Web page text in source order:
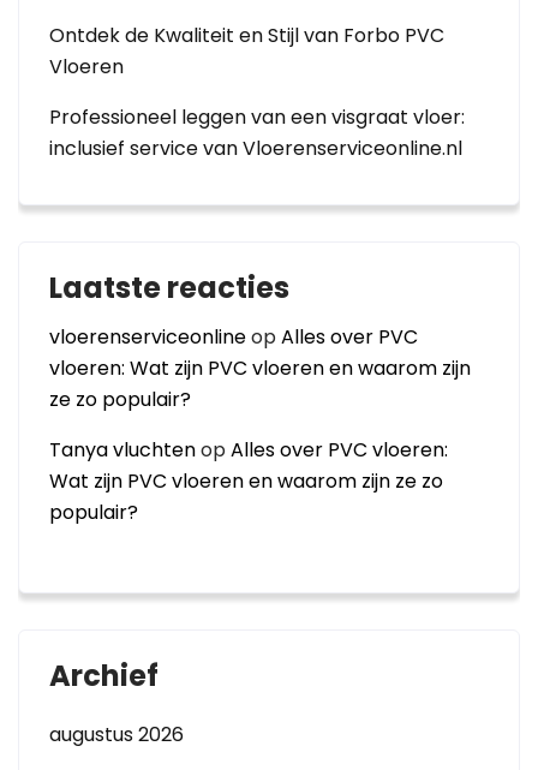
Ontdek de Kwaliteit en Stijl van Forbo PVC
Vloeren
Professioneel leggen van een visgraat vloer:
inclusief service van Vloerenserviceonline.nl
Laatste reacties
vloerenserviceonlineopAlles over PVC
vloeren: Wat zijn PVC vloeren en waarom zijn
ze zo populair?
Tanya vluchtenopAlles over PVC vloeren:
Wat zijn PVC vloeren en waarom zijn ze zo
populair?
Archief
augustus 2026